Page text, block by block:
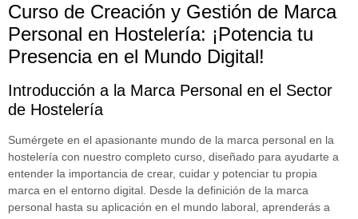
Curso de Creación y Gestión de Marca
Personal en Hostelería: ¡Potencia tu
Presencia en el Mundo Digital!
Introducción a la Marca Personal en el Sector
de Hostelería
Sumérgete en el apasionante mundo de la marca personal en la
hostelería con nuestro completo curso, diseñado para ayudarte a
entender la importancia de crear, cuidar y potenciar tu propia
marca en el entorno digital. Desde la definición de la marca
personal hasta su aplicación en el mundo laboral, aprenderás a